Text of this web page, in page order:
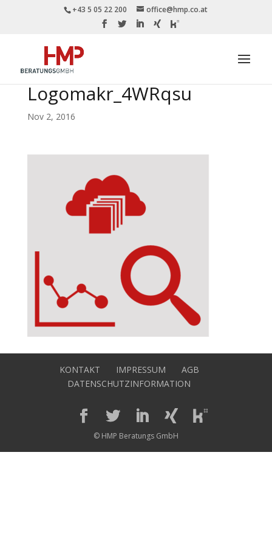
+43 5 05 22 200 office@hmp.co.at
Logomakr_4WRqsu
Nov 2, 2016
KONTAKT IMPRESSUM
AGB
DATENSCHUTZINFORMATION
© HMP Beratungs GmbH